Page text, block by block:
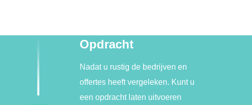
Opdracht
Nadat u rustig de bedrijven en
offertes heeft vergeleken. Kunt u
een opdracht laten uitvoeren